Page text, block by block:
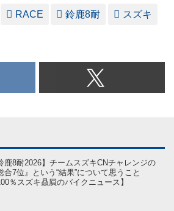
RACE 鈴鹿8耐 スズキ
鹿8耐2026】チームスズキCNチャレンジの
合7位』という“結果”について思うこと
％スズキ贔屓のバイクニュース】